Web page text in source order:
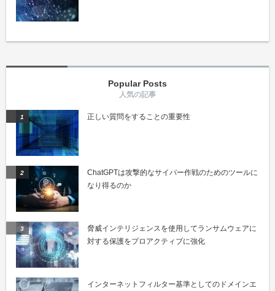
Popular Posts
正しい質問をすることの重要性
ChatGPTは攻撃的なサイバー作戦のためのツールに
なり得るのか
脅威インテリジェンスを使用してランサムウェアに
対する保護をプロアクティブに強化
インターネットフィルター基準としてのドメインエ